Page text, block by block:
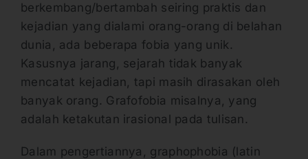
berkembang/bertambah seiring praktis dan
kejadian yang dialami orang-orang di belahan
dunia, ada beberapa fobia yang unik.
Kasusnya jarang, sejarah tidak banyak
mencatat kejadian, tapi masih dirasakan oleh
banyak orang. Grafofobia misalnya, yang
adalah ketakutan irasional pada tulisan.
Dalam pengertiannya, graphophobia (latin